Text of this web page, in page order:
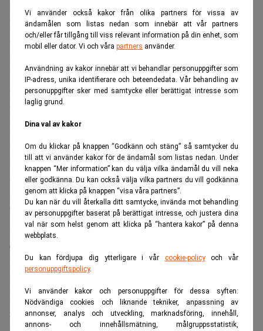
Vi använder också kakor från olika partners för vissa av
ändamålen som listas nedan som innebär att vår partners
och/eller får tillgång till viss relevant information på din enhet, som
mobil eller dator. Vi och våra partners använder.
Användning av kakor innebär att vi behandlar personuppgifter som
IP-adress, unika identifierare och beteendedata. Vår behandling av
personuppgifter sker med samtycke eller berättigat intresse som
laglig grund.
Dina val av kakor
Om du klickar på knappen “Godkänn och stäng” så samtycker du
till att vi använder kakor för de ändamål som listas nedan. Under
knappen “Mer information” kan du välja vilka ändamål du vill neka
eller godkänna. Du kan också välja vilka partners du vill godkänna
genom att klicka på knappen “visa våra partners”.
Du kan när du vill återkalla ditt samtycke, invända mot behandling
av personuppgifter baserat på berättigat intresse, och justera dina
val när som helst genom att klicka på “hantera kakor” på denna
webbplats.
Du kan fördjupa dig ytterligare i vår cookie-policyoch vår
personuppgiftspolicy.
Vi använder kakor och personuppgifter för dessa syften:
Nödvändiga cookies och liknande tekniker, anpassning av
annonser, analys och utveckling, marknadsföring, innehåll,
annons- och innehållsmätning, målgruppsstatistik,
fri försäkringsadministration, men betalar för tjänster som
kallas ”strategiskt pensionsarbete”, en avgift som kan
uppgå till 1 procent av premierna. Läggs individuell
rådgivning till tillkommer ytterligare 3 procent.
Utöver detta får förmedlarna ersättning från
pensionsbolagen för att ta emot arbetstagarnas kapital.
Missa inte:
lyckas bäst. Realtid
Avgiftsdjungeln är svår att navigera för den enskilda
spararen. Fondavgifter och strukturer som beslutas på
arbetsgivarnivå kan vara svåra att överblicka, och över tid
äter de upp avkastningen.
”Tjänsterna säljs in till arbetsgivare med argumentet att de
sköter allt som rör deras anställdas tjänstepension, utan att
det kostar företaget något. Klart att det går hem”, säger en
kritisk källa i branschen enligt Privata Affärer.
Branschen har blivit allt mer koncentrerad
Finansinspektionen konstaterade i en rapport förra året att
förmedlarmarknaden gått från att vara fragmenterad till att